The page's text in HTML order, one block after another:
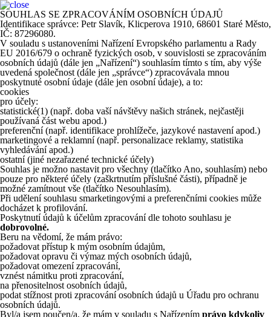
SOUHLAS SE ZPRACOVÁNÍM OSOBNÍCH ÚDAJŮ
Identifikace správce: Petr Slavík, Klicperova 1910, 68601 Staré Město,
IČ: 87296080.
V souladu s ustanoveními Nařízení Evropského parlamentu a Rady
EU 2016/679 o ochraně fyzických osob, v souvislosti se zpracováním
osobních údajů (dále jen „Nařízení“) souhlasím tímto s tím, aby výše
uvedená společnost (dále jen „správce“) zpracovávala mnou
poskytnuté osobní údaje (dále jen osobní údaje), a to:
cookies
pro účely:
statistické(1) (např. doba vaší návštěvy našich stránek, nejčastěji
používaná část webu apod.)
preferenční (např. identifikace prohlížeče, jazykové nastavení apod.)
marketingové a reklamní (např. personalizace reklamy, statistika
vyhledávání apod.)
ostatní (jiné nezařazené technické účely)
Souhlas je možno nastavit pro všechny (tlačítko Ano, souhlasím) nebo
pouze pro některé účely (zaškrtnutím příslušné části), případně je
možné zamítnout vše (tlačítko Nesouhlasím).
Při udělení souhlasu smarketingovými a preferenčními cookies může
docházet k profilování.
Poskytnutí údajů k účelům zpracování dle tohoto souhlasu je
dobrovolné.
Beru na vědomí, že mám právo:
požadovat přístup k mým osobním údajům,
požadovat opravu či výmaz mých osobních údajů,
požadovat omezení zpracování,
vznést námitku proti zpracování,
na přenositelnost osobních údajů,
podat stížnost proti zpracování osobních údajů u Úřadu pro ochranu
osobních údajů.
Byl/a jsem poučen/a, že mám v souladu s Nařízením právo kdykoliv